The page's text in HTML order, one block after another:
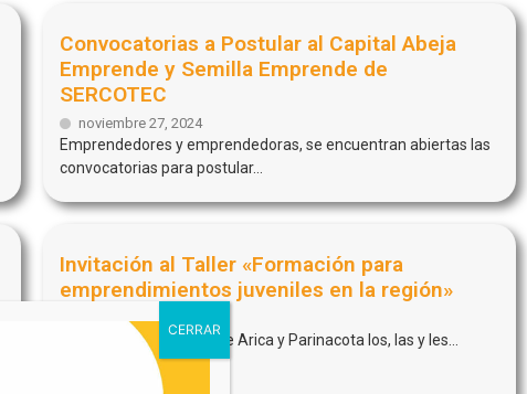
Convocatorias a Postular al Capital Abeja
Emprende y Semilla Emprende de
SERCOTEC
noviembre 27, 2024
Emprendedores y emprendedoras, se encuentran abiertas las
convocatorias para postular...
Invitación al Taller «Formación para
emprendimientos juveniles en la región»
septiembre 24, 2024
La Incubadora Emprende Arica y Parinacota los, las y les...